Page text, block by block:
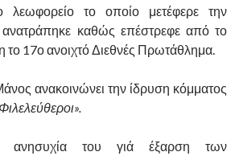
λεωφορείο το οποίο μετέφερε την
ανατράπηκε καθώς επέστρεφε από το
το 17ο ανοιχτό Διεθνές Πρωτάθλημα.
ανακοινώνει την ίδρυση κόμματος
ανησυχία του γιά έξαρση των